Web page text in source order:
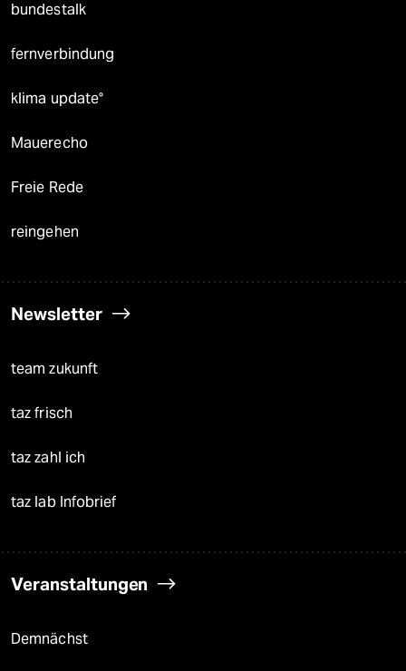
bundestalk
fernverbindung
klima update°
Mauerecho
Freie Rede
reingehen
Newsletter
team zukunft
taz frisch
taz zahl ich
taz lab Infobrief
Veranstaltungen
Demnächst